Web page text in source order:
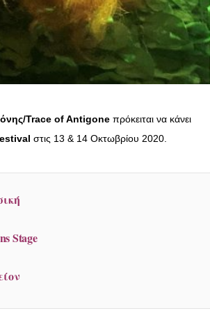
Trace of Antigone πρόκειται να κάνει
στις 13 & 14 Οκτωβρίου 2020.
Stage